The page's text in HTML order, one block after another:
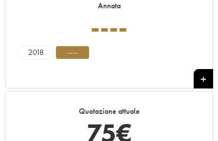
Annata
----
2018 ----
Quotazione attuale
75€